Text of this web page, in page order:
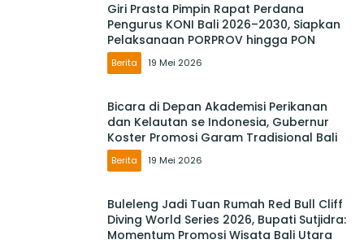
Giri Prasta Pimpin Rapat Perdana
Pengurus KONI Bali 2026–2030, Siapkan
Pelaksanaan PORPROV hingga PON
Berita 19 Mei 2026
Bicara di Depan Akademisi Perikanan
dan Kelautan se Indonesia, Gubernur
Koster Promosi Garam Tradisional Bali
Berita 19 Mei 2026
Buleleng Jadi Tuan Rumah Red Bull Cliff
Diving World Series 2026, Bupati Sutjidra:
Momentum Promosi Wisata Bali Utara